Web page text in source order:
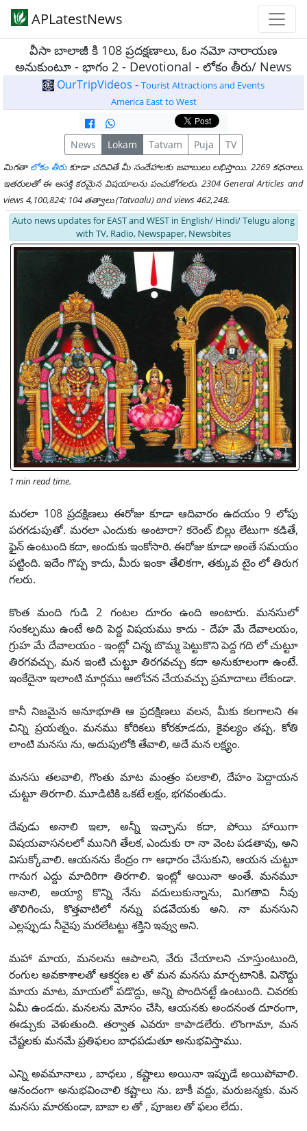
APLatestNews
వీసా బాలాజీ కి 108 ప్రదక్షణాలు, ఓం నమో నారాయణ
అనుకుంటూ - భాగం 2 - Devotional - లోకం తీరు/ News
OurTripVideos - Tourist Attractions and Events
America East to West
News Lokam Tatvam Puja TV
మిగతా లోకం తీరుకూడా చదివితే మీ సందేహాలకు జవాబులు లభిస్తాయి. 2269 కధనాలు.
ఇతరులతో ఈ ఆసక్తి కరమైన విషయాలను పంచుకోగలరు. 2304 General Articles and
views 4,100,824; 104 తత్వాలు (Tatvaalu) and views 462,248.
Auto news updates for EAST and WEST in English/ Hindi/ Telugu along
with TV, Radio, Newspaper, Newsbites
1 min read time.
మరలా 108 ప్రదక్షిణలు ఈరోజు కూడా ఆదివారం ఉదయం 9 లోపు
పరగడుపుతో. మరలా ఎందుకు అంటారా? కరెంట్ బిల్లు లేటుగా కడితే,
ఫైన్ ఉంటుంది కదా, అందుకు ఇంకోసారి. ఈరోజు కూడా అంతే సమయం
పట్టింది. ఇదేం గొప్ప కాదు, మీరు ఇంకా తేలికగా, తక్కువ టైం లో తిరుగ
గలరు.
కొంత మంది గుడి 2 గంటల దూరం ఉంది అంటారు. మనసులో
సంకల్పము ఉంటే అది పెద్ద విషయము కాదు - దేహ మే దేవాలయం,
గ్రుహ మే దేవాలయం - ఇంట్లో చిన్న బొమ్మ పెట్టుకొని పెద్ద గది లో చుట్టూ
తిరగవచ్చు, మన ఇంటి చుట్టూ తిరగవచ్చు కదా అనుకూలంగా ఉంటే.
ఇంకేదైనా ఇలాంటి మార్గము ఆలోచన చేయవచ్చు ప్రమాదాలు లేకుండా.
కానీ నిజమైన అనూభూతి ఆ ప్రదక్షిణలు వలన, మీకు కలగాలని ఈ
చిన్ని ప్రయత్నం. మనము కోరికలు కోరకూడదు, కైవల్యం తప్ప. కోతి
లాంటి మనసు ను, అదుపులోకి తేవాలి, అదే మన లక్ష్యం.
మనసు తలవాలి, గొంతు మాట మంత్రం పలకాలి, దేహం పెద్దాయన
చుట్టూ తిరగాలి. మూడిటికి ఒకటే లక్షం, భగవంతుడు.
దేవుడు అనాలి ఇలా, అన్నీ ఇచ్చాను కదా, పోయి హాయిగా
విషయవాసనలలో మునిగి తేలక, ఎందుకు రా నా వెంట పడతావు, అని
విసుక్కోవాలి. ఆయనను కేంద్రం గా ఆధారం చేసుకుని, ఆయన చుట్టూ
గానుగ ఎద్దు మాదిరిగా తిరగాలి. ఇంట్లో అయినా అంతే. మనమూ
అనాలి, అయ్యా కొన్ని నేను వదులుకున్నాను, మిగతావి నీవు
తొలిగించు, కొత్తవాటిలో నన్ను పడవేయకు అని. నా మనసుని
ఎల్లప్పుడు నీవైపు మరలేటట్టు శక్తిని ఇవ్వు అని.
మహా మాయ, మనలను ఆపాలని, వేరు చేయాలని చూస్తుంటుంది,
రంగుల అవకాశాలతో ఆకర్షణ ల తో మన మనసు మార్చటానికి. వినొద్దు
మాయ మాట, మాయలో పడొద్దు, అన్ని పొందినట్టే ఉంటుంది. చివరకు
ఏమీ ఉండదు. మనలను మోసం చేసి, ఆయనకు అందనంత దూరంగా,
ఈడ్చుకు వెళుతుంది. తర్వాత ఎవరూ కాపాడలేరు. లొంగామా, మన
చేష్టలకు మనమే ప్రతిఫలం బాధపడుతూ అనుభవిస్తాము.
ఎన్ని అవమానాలు , బాధలు , కష్టాలు అయినా ఇప్పుడే అయిపోవాలి.
ఆనందంగా అనుభవించాలి కష్టాలు ను. బాకీ వద్దు, మరుజన్మకు. మన
మనసు మారకుండా, బాబా ల తో , పూజల తో ఫలం లేదు.